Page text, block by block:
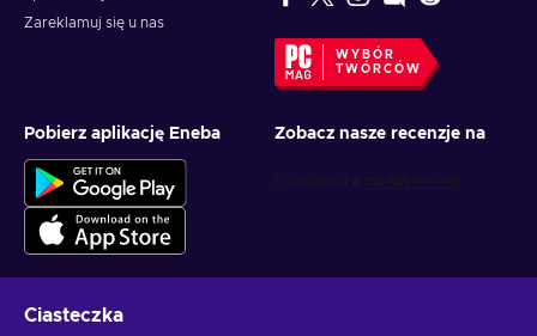
Zareklamuj się u nas
WYBÓR
TWÓRCÓW
Pobierz aplikację Eneba Zobacz nasze recenzje na
Ciasteczka